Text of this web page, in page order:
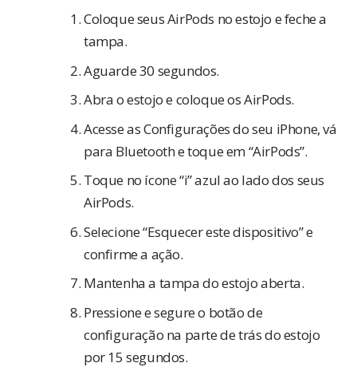
Coloque seus AirPods no estojo e feche a
tampa.
Aguarde 30 segundos.
Abra o estojo e coloque os AirPods.
Acesse as Configurações do seu iPhone, vá
para Bluetooth e toque em “AirPods”.
Toque no ícone “i” azul ao lado dos seus
AirPods.
Selecione “Esquecer este dispositivo” e
confirme a ação.
Mantenha a tampa do estojo aberta.
Pressione e segure o botão de
configuração na parte de trás do estojo
por 15 segundos.